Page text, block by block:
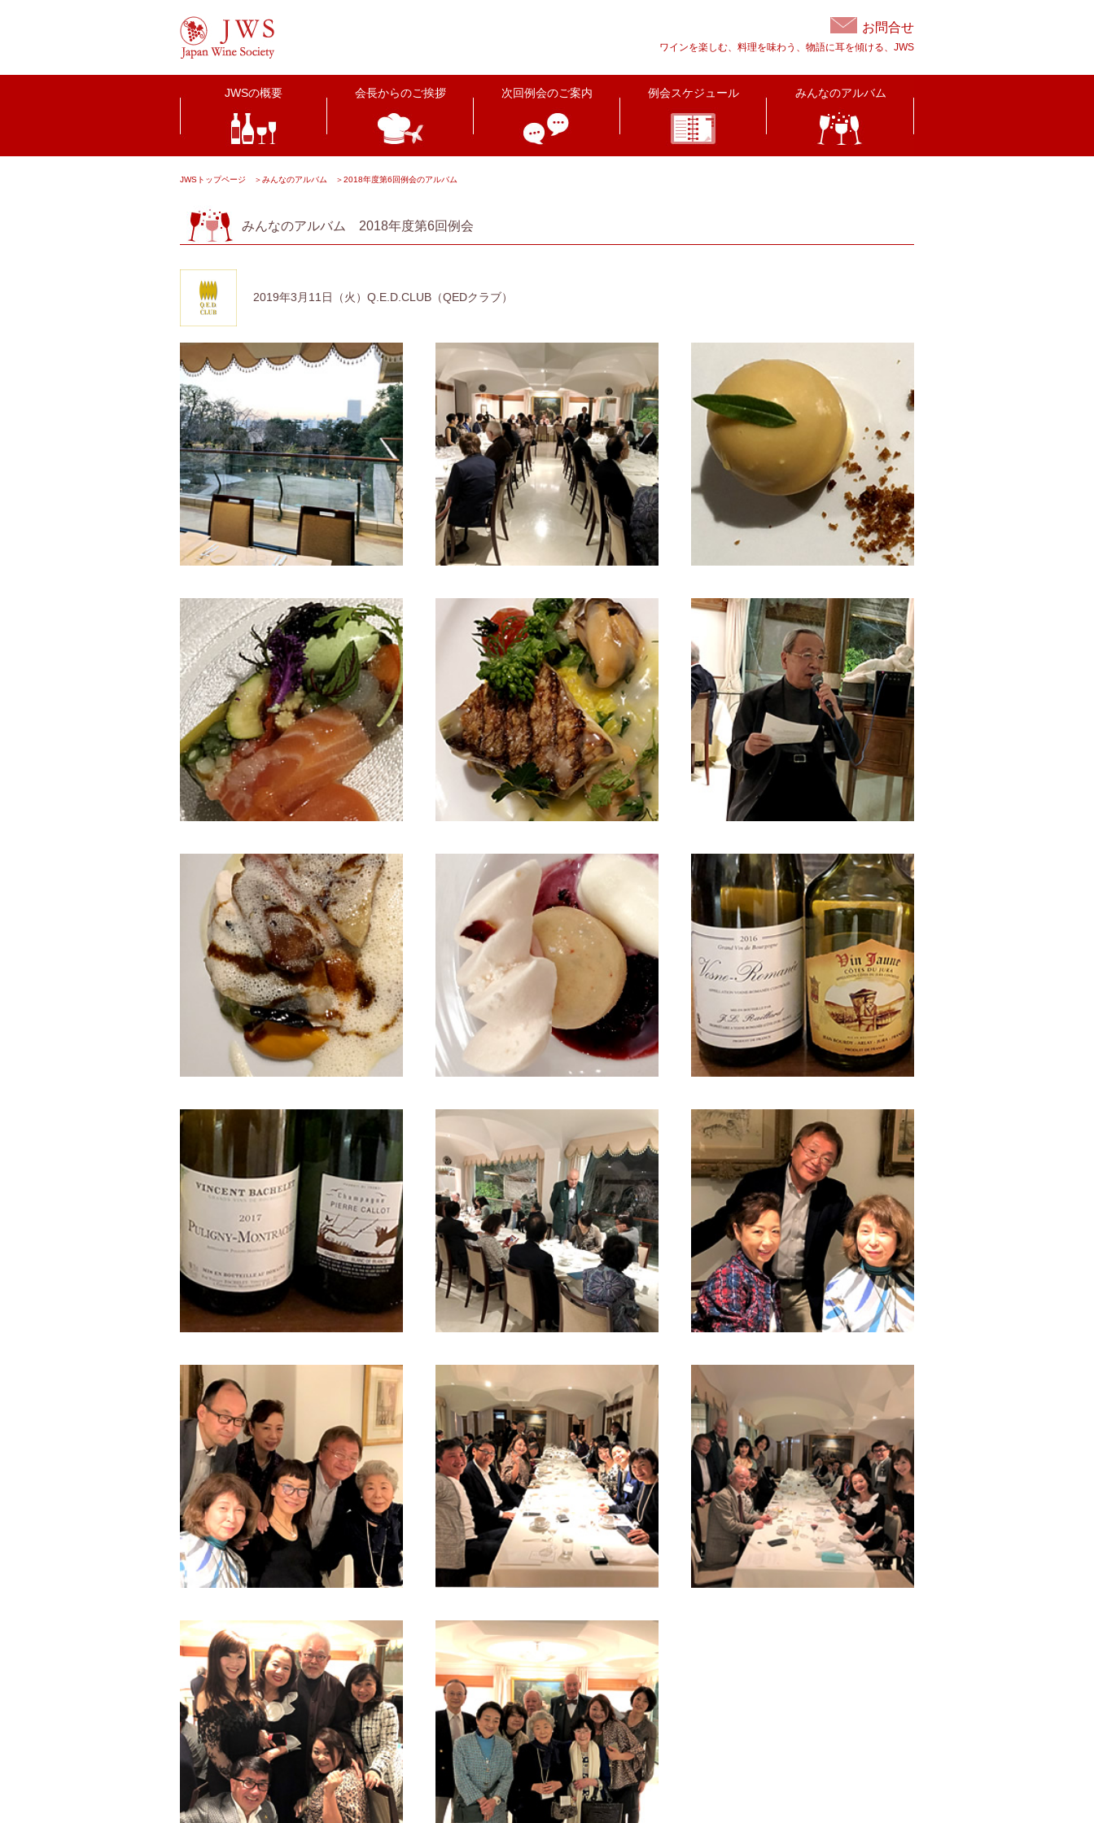
お問合せ
ワインを楽しむ、料理を味わう、物語に耳を傾ける、JWS
JWSの概要 会長からのご挨拶 次回例会のご案内 例会スケジュール みんなのアルバム
JWSトップページ ＞みんなのアルバム ＞2018年度第6回例会のアルバム
みんなのアルバム 2018年度第6回例会
2019年3月11日（火）Q.E.D.CLUB（QEDクラブ）